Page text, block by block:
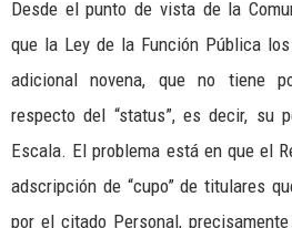
Desde el punto de vista de la
que la Ley de la Función Pública
adicional novena, que no tiene
respecto del “status”, es decir, su
Escala. El problema está en que el
adscripción de “cupo” de titulares
por el citado Personal,